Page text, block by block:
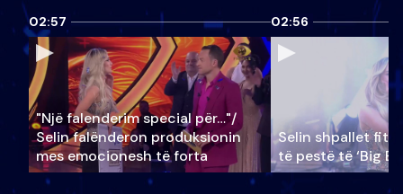
02:57
"Një falenderim special për…"/
Selin falënderon produksionin
mes emocionesh të forta
02:56
Selin shpallet
të pestë të ‘Big